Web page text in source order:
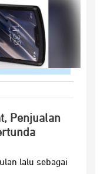
Penjualan
lalu sebagai